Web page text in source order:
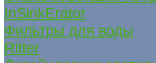
InSinkErator
Фильтры для воды
Ritter